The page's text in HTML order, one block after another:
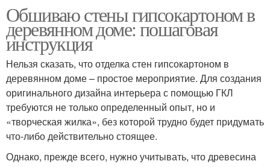
Обшиваю стены гипсокартоном в
деревянном доме: пошаговая
инструкция
Нельзя сказать, что отделка стен гипсокартоном в
деревянном доме – простое мероприятие. Для создания
оригинального дизайна интерьера с помощью ГКЛ
требуются не только определенный опыт, но и
«творческая жилка», без которой трудно будет придумать
что-либо действительно стоящее.
Однако, прежде всего, нужно учитывать, что древесина